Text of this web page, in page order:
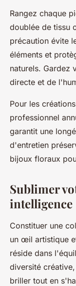
Rangez chaque
doublée de tissu
précaution évite
éléments et
naturels. Gardez
directe et de
Pour les
professionnel
garantit une
d'entretien
bijoux floraux
Sublimer
intelligence
Constituer une
un œil artistique
réside dans
diversité
briller tout en